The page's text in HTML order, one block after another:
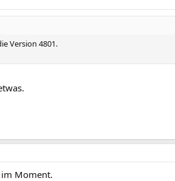
Version 4801.
im Moment.